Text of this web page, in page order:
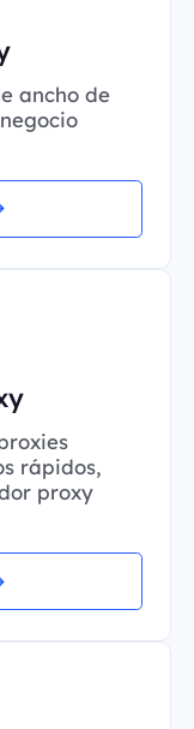
ancho de
rápidos,
proxy